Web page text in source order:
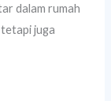
dalam rumah
juga